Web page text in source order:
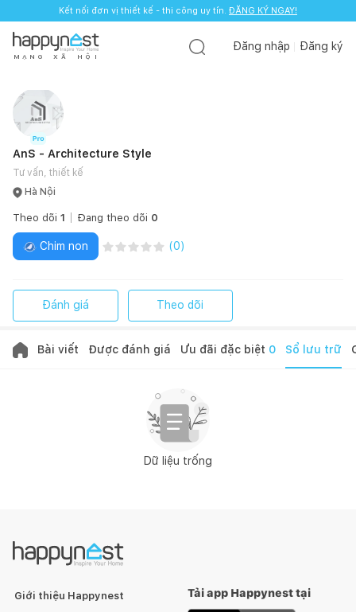
Kết nối đơn vị thiết kế - thi công uy tín. ĐĂNG KÝ NGAY!
M Ạ N G X Ã H Ộ I
Đăng nhập Đăng ký
AnS - Architecture Style
Tư vấn, thiết kế
Hà Nội
Theo dõi 1 Đang theo dõi 0
Chim non (0)
Đánh giá Theo dõi
Bài viết Được đánh giá Ưu đãi đặc biệt 0 Sổ lưu trữ
Dữ liệu trống
Giới thiệu Happynest
Tải app Happynest tại